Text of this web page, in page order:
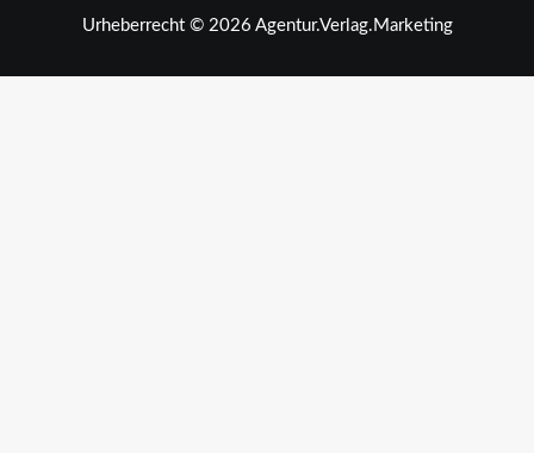
Urheberrecht © 2026 Agentur.Verlag.Marketing